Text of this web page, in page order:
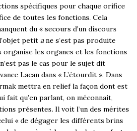
spécifiques pour chaque orifice
de toutes les fonctions. Cela
du « secours d’un discours
petitane s’est pas produite
organise les organes et les fonctions
pas le cas pour le sujet dit
Lacan dans « L’étourdit ». Dans
mettra en relief la façon dont est
fait qu’en parlant, on méconnait,
présentes. Il voit l’un des mérites
« de dégager les différents brins